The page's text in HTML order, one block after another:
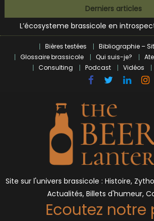
to
content
Derniers articles
L’écosysteme brassicole en
Zoumaï : pionnier de la révolution craft
L’intelligence artificielle dans le
BrewDog racheté par Tilray pour une
Bières et célébrités
Bières testées
Bibliographie –
Glossaire brassicole
Qui suis-je?
Consulting
Podcast Vidéos
Site sur l'univers brassicole : Histoire,
Actualités, Billets d'humeur,
Ecoutez